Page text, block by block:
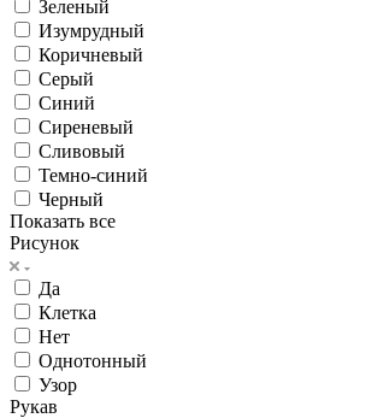
Зеленый
Изумрудный
Коричневый
Серый
Синий
Сиреневый
Сливовый
Темно-синий
Черный
Показать все
Рисунок
Да
Клетка
Нет
Однотонный
Узор
Рукав